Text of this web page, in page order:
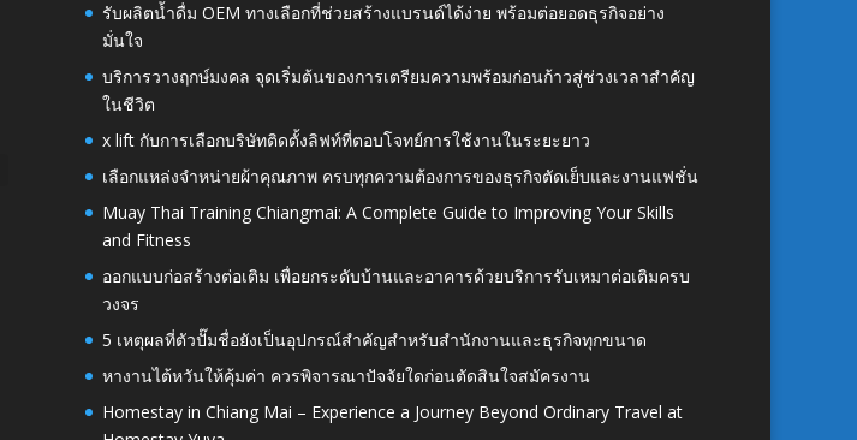
รับผลิตน้ำดื่ม OEM ทางเลือกที่ช่วยสร้างแบรนด์ได้ง่าย พร้อมต่อยอดธุรกิจอย่าง
มั่นใจ
บริการวางฤกษ์มงคล จุดเริ่มต้นของการเตรียมความพร้อมก่อนก้าวสู่ช่วงเวลาสำคัญ
ในชีวิต
x lift กับการเลือกบริษัทติดตั้งลิฟท์ที่ตอบโจทย์การใช้งานในระยะยาว
เลือกแหล่งจำหน่ายผ้าคุณภาพ ครบทุกความต้องการของธุรกิจตัดเย็บและงานแฟชั่น
Muay Thai Training Chiangmai: A Complete Guide to Improving Your Skills
and Fitness
ออกแบบก่อสร้างต่อเติม เพื่อยกระดับบ้านและอาคารด้วยบริการรับเหมาต่อเติมครบ
วงจร
5 เหตุผลที่ตัวปั๊มชื่อยังเป็นอุปกรณ์สำคัญสำหรับสำนักงานและธุรกิจทุกขนาด
หางานไต้หวันให้คุ้มค่า ควรพิจารณาปัจจัยใดก่อนตัดสินใจสมัครงาน
Homestay in Chiang Mai – Experience a Journey Beyond Ordinary Travel at